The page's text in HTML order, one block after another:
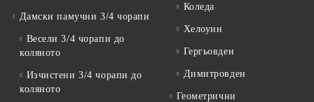
Дамски памучни 3/4 чорапи
Весели 3/4 чорапи до
коляното
Изчистени 3/4 чорапи до
коляното
Коледа
Хелоуин
Гергьовден
Димитровден
Геометрични